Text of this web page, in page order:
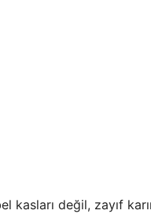
kasları değil, zayıf